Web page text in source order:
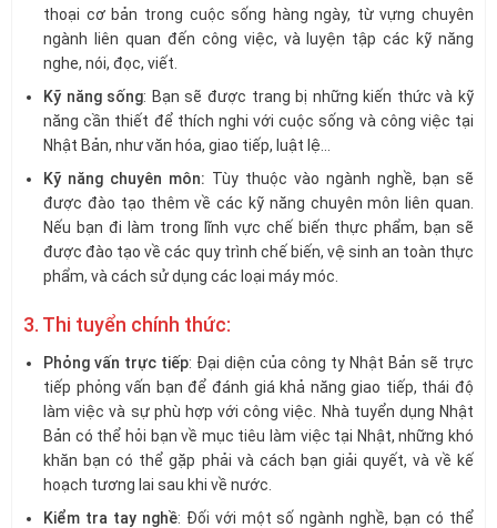
thoại cơ bản trong cuộc sống hàng ngày, từ vựng chuyên
ngành liên quan đến công việc, và luyện tập các kỹ năng
nghe, nói, đọc, viết.
Kỹ năng sống: Bạn sẽ được trang bị những kiến thức và kỹ
năng cần thiết để thích nghi với cuộc sống và công việc tại
Nhật Bản, như văn hóa, giao tiếp, luật lệ…
Kỹ năng chuyên môn: Tùy thuộc vào ngành nghề, bạn sẽ
được đào tạo thêm về các kỹ năng chuyên môn liên quan.
Nếu bạn đi làm trong lĩnh vực chế biến thực phẩm, bạn sẽ
được đào tạo về các quy trình chế biến, vệ sinh an toàn thực
phẩm, và cách sử dụng các loại máy móc.
3. Thi tuyển chính thức:
Phỏng vấn trực tiếp: Đại diện của công ty Nhật Bản sẽ trực
tiếp phỏng vấn bạn để đánh giá khả năng giao tiếp, thái độ
làm việc và sự phù hợp với công việc. Nhà tuyển dụng Nhật
Bản có thể hỏi bạn về mục tiêu làm việc tại Nhật, những khó
khăn bạn có thể gặp phải và cách bạn giải quyết, và về kế
hoạch tương lai sau khi về nước.
Kiểm tra tay nghề: Đối với một số ngành nghề, bạn có thể